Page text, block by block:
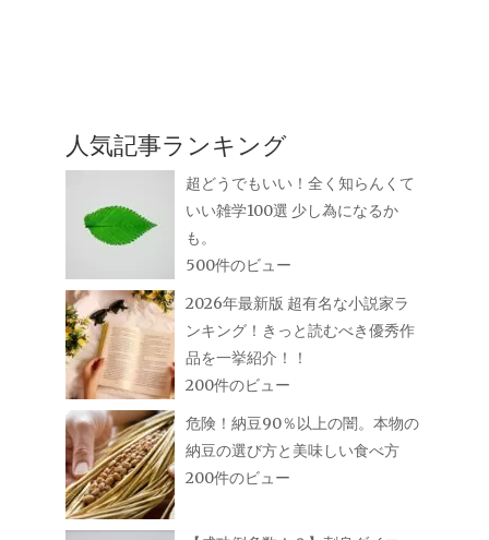
人気記事ランキング
超どうでもいい！全く知らんくて
いい雑学100選 少し為になるか
も。
500件のビュー
2026年最新版 超有名な小説家ラ
ンキング！きっと読むべき優秀作
品を一挙紹介！！
200件のビュー
危険！納豆90％以上の闇。本物の
納豆の選び方と美味しい食べ方
200件のビュー